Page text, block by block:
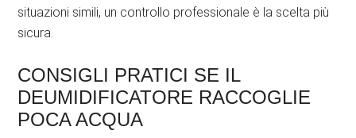
situazioni simili, un controllo professionale è la scelta più
sicura.
CONSIGLI PRATICI SE IL
DEUMIDIFICATORE RACCOGLIE
POCA ACQUA